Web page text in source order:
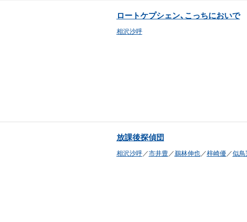
ロートケプシェン、こっちにおいで
相沢沙呼
放課後探偵団
相沢沙呼／市井豊 ／鵜林伸也／梓崎優／似鳥